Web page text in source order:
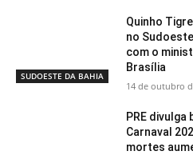
SUDOESTE DA BAHIA
Quinho
no
com o
Brasília
14 de outubro
PRE divulga
Carnaval
mortes